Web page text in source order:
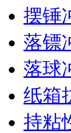
摆锤
落镖
落球
纸箱
持粘